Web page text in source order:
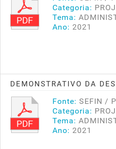
Categoria:
Tema:
Ano: 2021
DEMONSTRATIVO DA
Fonte: SEFIN /
Categoria:
Tema:
Ano: 2021